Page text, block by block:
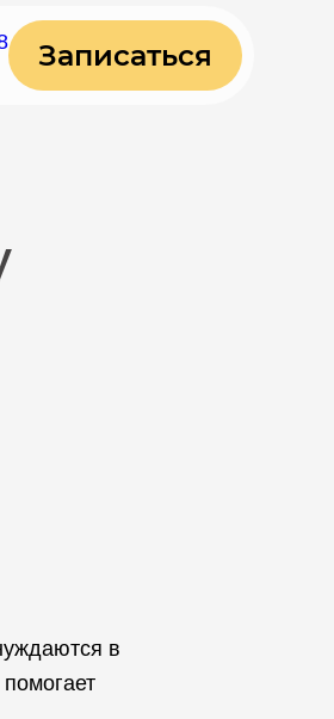
Записаться
в